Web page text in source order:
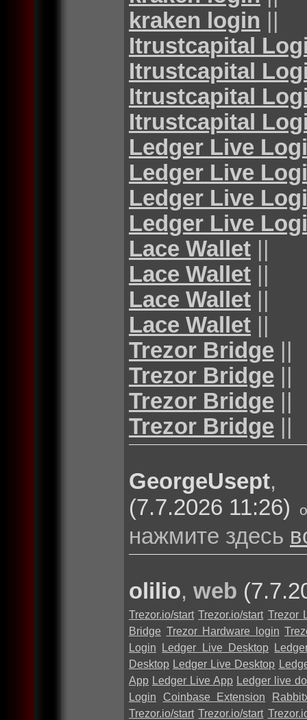
kraken login ||
Itrustcapital
Itrustcapital
Itrustcapital
Itrustcapital
Ledger Live
Ledger Live
Ledger Live
Ledger Live
Lace Wallet ||
Lace Wallet ||
Lace Wallet ||
Lace Wallet ||
Trezor Bridge ||
Trezor Bridge ||
Trezor Bridge ||
Trezor Bridge ||
GeorgeUsept
(7.7.2026 11:26)
нажмите здесь
olilio, web
Trezor.io/start Trezor.io/start Trezor
Bridge Trezor Hardware login
Login
Ledger Live Desktop
Desktop Ledger Live Desktop
App Ledger Live App Ledger live
Login
Coinbase Extension
Trezor.io/start Trezor.io/start